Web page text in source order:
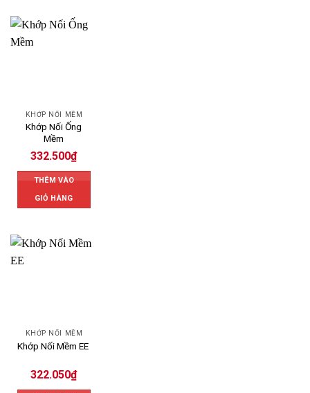
KHỚP NỐI MỀM
Khớp Nối Ống
Mềm
332.500₫
THÊM VÀO
GIỎ HÀNG
KHỚP NỐI MỀM
Khớp Nối Mềm EE
322.050₫